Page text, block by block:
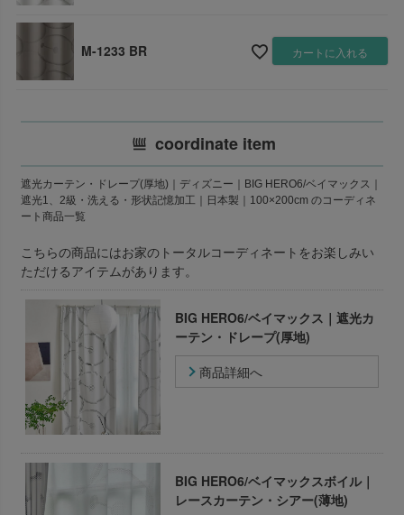
M-1233 BR カートに入れる
coordinate item
遮光カーテン・ドレープ(厚地)｜ディズニー｜BIG HERO6/ベイマックス｜
遮光1、2級・洗える・形状記憶加工｜日本製｜100×200cm のコーディネ
ート商品一覧
こちらの商品にはお家のトータルコーディネートをお楽しみい
ただけるアイテムがあります。
BIG HERO6/ベイマックス｜遮光カ
ーテン・ドレープ(厚地)
商品詳細へ
BIG HERO6/ベイマックスボイル｜
レースカーテン・シアー(薄地)